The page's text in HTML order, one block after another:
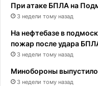
При атаке БПЛА на
3 недели тому назад
На нефтебазе в
пожар после удара
3 недели тому назад
Минобороны выпустило
3 недели тому назад